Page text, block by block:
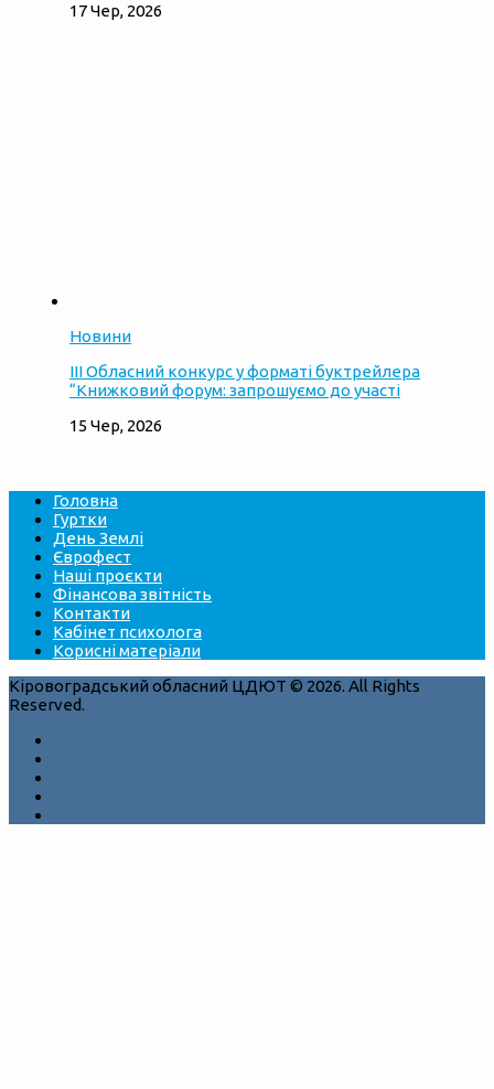
17 Чер, 2026
Новини
ІІІ Обласний конкурс у форматі буктрейлера
“Книжковий форум: запрошуємо до участі
15 Чер, 2026
Головна
Гуртки
День Землі
Єврофест
Наші проєкти
Фінансова звітність
Контакти
Кабінет психолога
Корисні матеріали
Кіровоградський обласний ЦДЮТ © 2026. All Rights
Reserved.